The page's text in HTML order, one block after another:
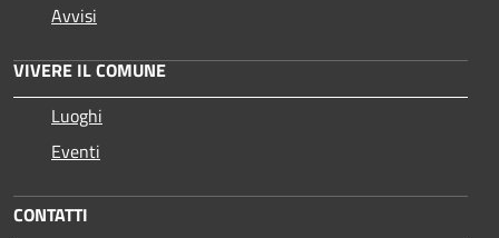
Avvisi
VIVERE IL COMUNE
Luoghi
Eventi
CONTATTI